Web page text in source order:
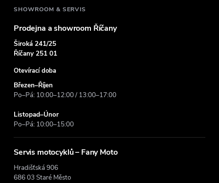
SHOWROOM & SERVIS
Prodejna a showroom Říčany
Široká 241/25
Říčany 251 01
Otevírací doba
Březen–Říjen
Po–Pá: 10:00–12:00 / 13:00–17:00
Listopad–Únor
Po–Pá: 10:00–15:00
Servis motocyklů – Fany Moto
Hradišťská 906
686 03 Staré Město